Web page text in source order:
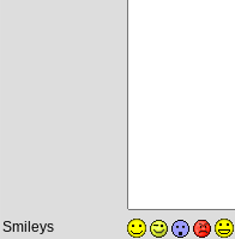
Smileys